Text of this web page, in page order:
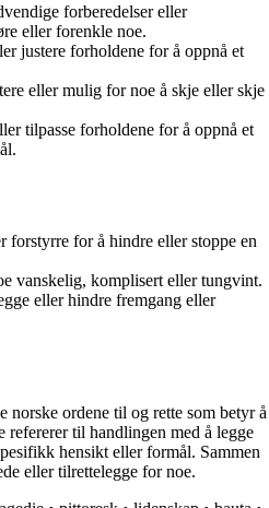
forberedelser eller
eller forenkle noe.
justere forholdene for å oppnå et
eller mulig for noe å skje eller skje
tilpasse forholdene for å oppnå et
forstyrre for å hindre eller stoppe en
vanskelig, komplisert eller tungvint.
eller hindre fremgang eller
norske ordene til og rette som betyr å
til handlingen med å legge
hensikt eller formål. Sammen
eller tilrettelegge for noe.